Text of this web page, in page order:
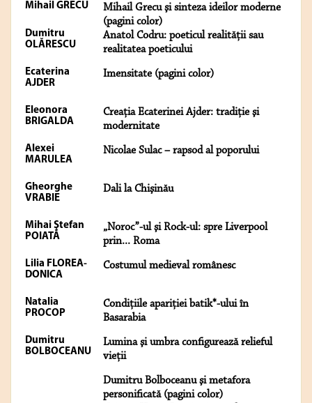
Mihail GRECU
Mihail Grecu şi sinteza ideilor moderne
(pagini color)
Dumitru
OLĂRESCU
Anatol Codru: poeticul realităţii sau
realitatea poeticului
Ecaterina
AJDER
Imensitate (pagini color)
Eleonora
BRIGALDA
Creaţia Ecaterinei Ajder: tradiţie şi
modernitate
Alexei
MARULEA
Nicolae Sulac – rapsod al poporului
Gheorghe
VRABIE
Dali la Chişinău
Mihai Ştefan
POIATĂ
„Noroc”-ul şi Rock-ul: spre Liverpool
prin... Roma
Lilia FLOREA-
DONICA
Costumul medieval românesc
Natalia
PROCOP
Condiţiile apariţiei batik*-ului în
Basarabia
Dumitru
BOLBOCEANU
Lumina şi umbra configurează relieful
vieţii
Dumitru Bolboceanu şi metafora
personificată (pagini color)